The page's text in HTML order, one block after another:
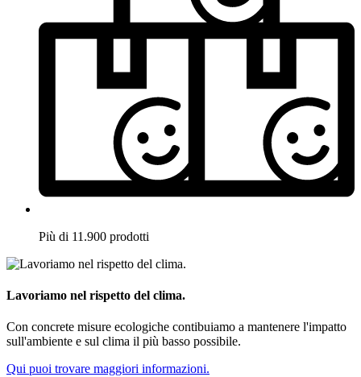
Più di 11.900 prodotti
Lavoriamo nel rispetto del clima.
Con concrete misure ecologiche contibuiamo a mantenere l'impatto
sull'ambiente e sul clima il più basso possibile.
Qui puoi trovare maggiori informazioni.